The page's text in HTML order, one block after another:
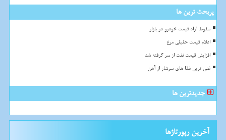
پربحث ترین ها
سقوط آزاد قیمت خودرو در بازار
اعلام قیمت حقیقی مرغ
افزایش قیمت نفت از سر گرفته شد
غنی ترین غذا های سرشار از آهن
جدیدترین ها
آخرین رپورتاژها